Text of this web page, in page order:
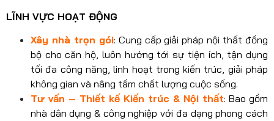
LĨNH VỰC HOẠT ĐỘNG
Xây nhà trọn gói: Cung cấp giải pháp nội thất đồng
bộ cho căn hộ, luôn hướng tới sự tiện ích, tận dụng
tối đa công năng, linh hoạt trong kiến trúc, giải pháp
không gian và nâng tầm chất lượng cuộc sống.
Tư vấn – Thiết kế Kiến trúc & Nội thất: Bao gồm
nhà dân dụng & công nghiệp với đa dạng phong cách